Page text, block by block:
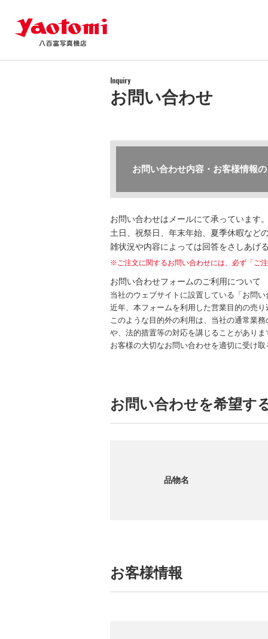
Inquiry
お問い合わせ
お問い合わせ内容・お客様情報
お問い合わせはメールにて承っています
土日、祝祭日、年末年始、夏季休暇など
雑状況や内容によっては回答をさしあげ
※ご注文に関するお問い合わせには、必ず「ご
お問い合わせフォームのご利用について
当社のウェブサイトに設置している「お問
近年、本フォームを利用した営業目的の売
このような目的外の利用は、当社の通常業
や、法的措置等の対応を講じることがありま
お客様の大切なお問い合わせを適切に受け
お問い合わせを希望す
品物名
お客様情報